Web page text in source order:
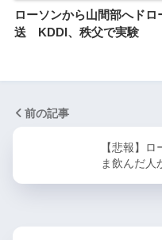
ローソンから山間部へドロ
送 KDDI、秩父で実験
前の記事
【悲報】
ま飲んだ人